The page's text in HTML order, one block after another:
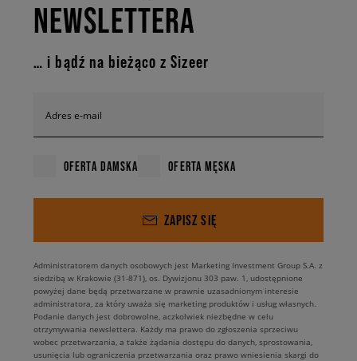
NEWSLETTERA
… i bądź na bieżąco z Sizeer
Adres e-mail
OFERTA DAMSKA OFERTA MĘSKA
ZAPISZ SIĘ
Administratorem danych osobowych jest Marketing Investment Group S.A. z
siedzibą w Krakowie (31-871), os. Dywizjonu 303 paw. 1, udostępnione
powyżej dane będą przetwarzane w prawnie uzasadnionym interesie
administratora, za który uważa się marketing produktów i usług własnych.
Podanie danych jest dobrowolne, aczkolwiek niezbędne w celu
otrzymywania newslettera. Każdy ma prawo do zgłoszenia sprzeciwu
wobec przetwarzania, a także żądania dostępu do danych, sprostowania,
usunięcia lub ograniczenia przetwarzania oraz prawo wniesienia skargi do